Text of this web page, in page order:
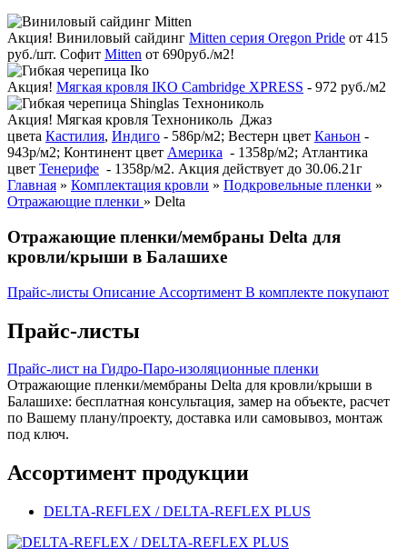
Акция! Виниловый сайдинг Mitten серия Oregon Pride от 415
руб./шт. Софит Mitten от 690руб./м2!
Акция! Мягкая кровля IKO Cambridge XPRESS - 972 руб./м2
Акция! Мягкая кровля Технониколь Джаз
цвета Кастилия, Индиго - 586р/м2; Вестерн цвет Каньон -
943р/м2; Континент цвет Америка - 1358р/м2; Атлантика
цвет Тенерифе - 1358р/м2. Акция действует до 30.06.21г
Главная » Комплектация кровли » Подкровельные пленки »
Отражающие пленки » Delta
Отражающие пленки/мембраны Delta для
кровли/крыши в Балашихе
Прайс-листы Описание Ассортимент В комплекте покупают
Прайс-листы
Прайс-лист на Гидро-Паро-изоляционные пленки
Отражающие пленки/мембраны Delta для кровли/крыши в
Балашихе: бесплатная консультация, замер на объекте, расчет
по Вашему плану/проекту, доставка или самовывоз, монтаж
под ключ.
Ассортимент продукции
DELTA-REFLEX / DELTA-REFLEX PLUS